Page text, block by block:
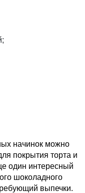
начинок можно
покрытия торта и
один интересный
шоколадного
выпечки.